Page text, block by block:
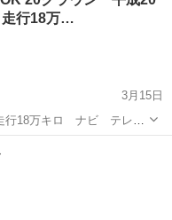
行18万…
3月15日
行18万キロ ナビ テレ
ETC 18インチ